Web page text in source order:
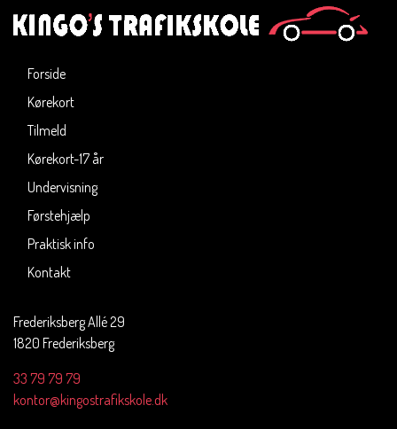
Forside
Kørekort
Tilmeld
Kørekort-17 år
Undervisning
Førstehjælp
Praktisk info
Kontakt
Frederiksberg Allé 29
1820 Frederiksberg
33 79 79 79
kontor@kingostrafikskole.dk